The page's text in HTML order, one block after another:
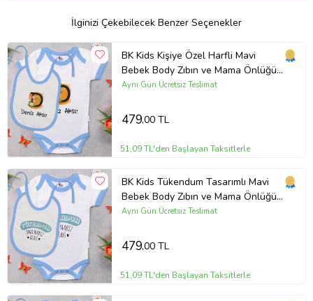
Resimlerde ki diğer aksesuarlar görsel amaçlı olup ürüne dahil
değildir. -Yıkama Talimatı : Ürünün uzun süreli kullanımı için çamaşır
suyu kullanmayınız,kurutucu da kurutmayınız. Çamaşır makinesinde
30° de yıkanması tavsiye edilir. Hassas program da ütülenmelidir.
kişiye özel, kişiye özel ürün, kişisel hediye, Bebek Body Zıbın, Mama
Önlüğü
Ürün Kodu:kcm50957139
İlginizi Çekebilecek Benzer Seçenekler
BK Kids Kişiye Özel Harfli Mavi
Bebek Body Zıbın ve Mama Önlüğü
Hediye Seti-1
Aynı Gün Ücretsiz Teslimat
479,00 TL
51,09 TL'den Başlayan Taksitlerle
BK Kids Tükendum Tasarımlı Mavi
Bebek Body Zıbın ve Mama Önlüğü
Hediye Seti-1
Aynı Gün Ücretsiz Teslimat
479,00 TL
51,09 TL'den Başlayan Taksitlerle